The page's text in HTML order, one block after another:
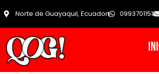
Norte de Guayaquil, Ecuador 0993701151